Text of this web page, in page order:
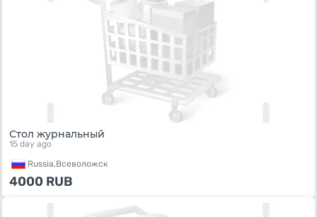
Стол журнальный
15 day ago
Russia,Всеволожск
4000 RUB